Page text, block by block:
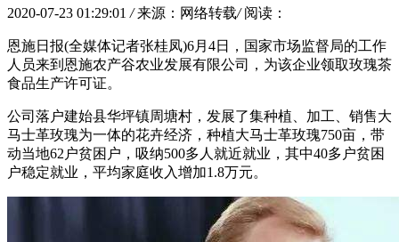
2020-07-23 01:29:01 / 来源：网络转载/ 阅读：
恩施日报(全媒体记者张桂凤)6月4日，国家市场监督局的工作
人员来到恩施农产谷农业发展有限公司，为该企业领取玫瑰茶
食品生产许可证。
公司落户建始县华坪镇周塘村，发展了集种植、加工、销售大
马士革玫瑰为一体的花卉经济，种植大马士革玫瑰750亩，带
动当地62户贫困户，吸纳500多人就近就业，其中40多户贫困
户稳定就业，平均家庭收入增加1.8万元。